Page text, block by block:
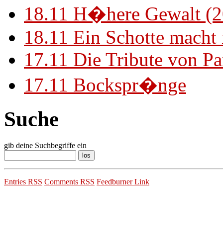
18.11 H�here Gewalt
18.11 Ein Schotte
17.11 Die Tribute von
17.11 Bockspr�nge
Suche
gib deine Suchbegriffe ein
Entries RSS Comments RSS Feedburner Link